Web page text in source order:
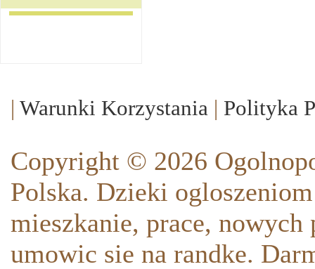
| Warunki Korzystania | Polityka
Copyright © 2026
Polska. Dzieki
mieszkanie, prace,
umowic sie na randke.